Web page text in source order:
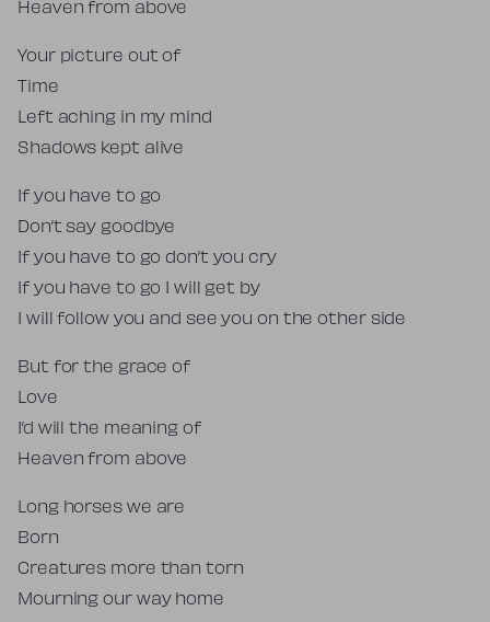
Heaven from above
Your picture out of
Time
Left aching in my mind
Shadows kept alive
If you have to go
Don’t say goodbye
If you have to go don’t you cry
If you have to go I will get by
I will follow you and see you on the other side
But for the grace of
Love
I’d will the meaning of
Heaven from above
Long horses we are
Born
Creatures more than torn
Mourning our way home